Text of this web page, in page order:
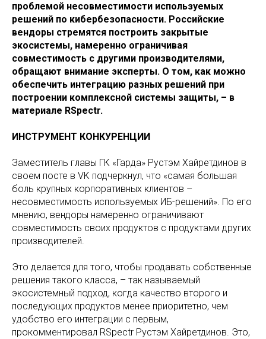
проблемой несовместимости используемых
решений по кибербезопасности. Российские
вендоры стремятся построить закрытые
экосистемы, намеренно ограничивая
совместимость с другими производителями,
обращают внимание эксперты. О том, как можно
обеспечить интеграцию разных решений при
построении комплексной системы защиты, – в
материале RSpectr.
ИНСТРУМЕНТ КОНКУРЕНЦИИ
Заместитель главы ГК «Гарда» Рустэм Хайретдинов в
своем посте в VK подчеркнул, что «самая большая
боль крупных корпоративных клиентов –
несовместимость используемых ИБ-решений». По его
мнению, вендоры намеренно ограничивают
совместимость своих продуктов с продуктами других
производителей.
Это делается для того, чтобы продавать собственные
решения такого класса, – так называемый
экосистемный подход, когда качество второго и
последующих продуктов менее приоритетно, чем
удобство его интеграции с первым,
прокомментировал RSpectr Рустэм Хайретдинов. Это,